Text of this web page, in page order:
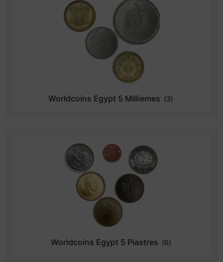
Worldcoins Egypt 5 Milliemes (3)
Worldcoins Egypt 5 Piastres (6)